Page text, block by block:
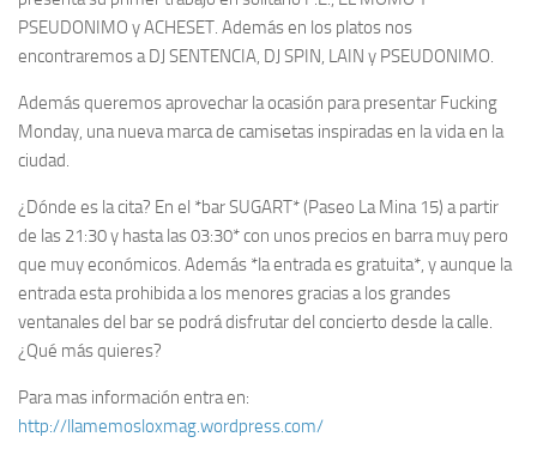
PSEUDONIMO y ACHESET. Además en los platos nos
encontraremos a DJ SENTENCIA, DJ SPIN, LAIN y PSEUDONIMO.
Además queremos aprovechar la ocasión para presentar Fucking
Monday, una nueva marca de camisetas inspiradas en la vida en la
ciudad.
¿Dónde es la cita? En el *bar SUGART* (Paseo La Mina 15) a partir
de las 21:30 y hasta las 03:30* con unos precios en barra muy pero
que muy económicos. Además *la entrada es gratuita*, y aunque la
entrada esta prohibida a los menores gracias a los grandes
ventanales del bar se podrá disfrutar del concierto desde la calle.
¿Qué más quieres?
Para mas información entra en:
http://llamemosloxmag.wordpress.com/